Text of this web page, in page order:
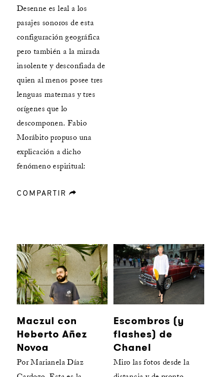
Desenne es leal a los
pasajes sonoros de esta
configuración geográfica
pero también a la mirada
insolente y desconfiada de
quien al menos posee tres
lenguas maternas y tres
orígenes que lo
descomponen. Fabio
Morábito propuso una
explicación a dicho
fenómeno espiritual:
COMPARTIR forward
Maczul con
Heberto Añez
Novoa
Por Marianela Díaz
Escombros (y
flashes) de
Chanel
Miro las fotos desde la